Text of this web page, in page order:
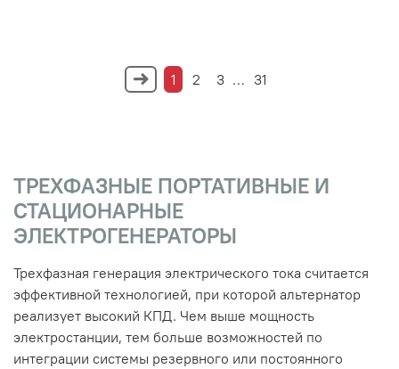
1 2 3 … 31
ТРЕХФАЗНЫЕ ПОРТАТИВНЫЕ И
СТАЦИОНАРНЫЕ
ЭЛЕКТРОГЕНЕРАТОРЫ
Трехфазная генерация электрического тока считается
эффективной технологией, при которой альтернатор
реализует высокий КПД. Чем выше мощность
электростанции, тем больше возможностей по
интеграции системы резервного или постоянного